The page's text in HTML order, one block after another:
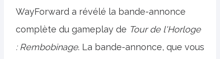
WayForward a révélé la bande-annonce
complète du gameplay de Tour de l'Horloge
: Rembobinage. La bande-annonce, que vous